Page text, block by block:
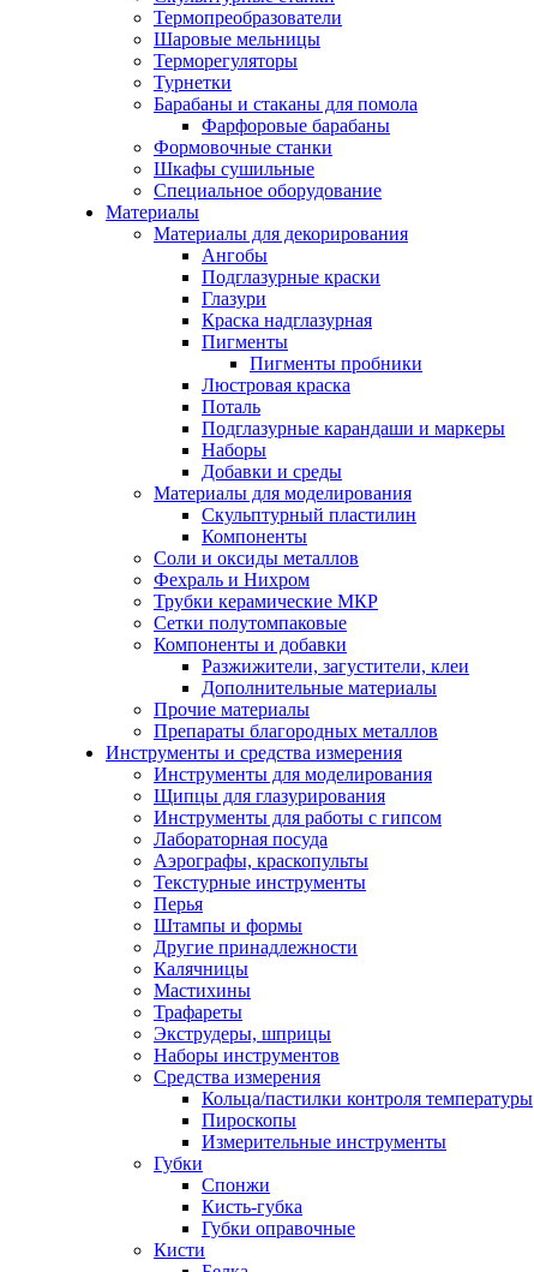
Термопреобразователи
Шаровые мельницы
Терморегуляторы
Турнетки
Барабаны и стаканы для помола
Фарфоровые барабаны
Формовочные станки
Шкафы сушильные
Специальное оборудование
Материалы
Материалы для декорирования
Ангобы
Подглазурные краски
Глазури
Краска надглазурная
Пигменты
Пигменты пробники
Люстровая краска
Поталь
Подглазурные карандаши и маркеры
Наборы
Добавки и среды
Материалы для моделирования
Скульптурный пластилин
Компоненты
Соли и оксиды металлов
Фехраль и Нихром
Трубки керамические МКР
Сетки полутомпаковые
Компоненты и добавки
Разжижители, загустители, клеи
Дополнительные материалы
Прочие материалы
Препараты благородных металлов
Инструменты и средства измерения
Инструменты для моделирования
Щипцы для глазурирования
Инструменты для работы с гипсом
Лабораторная посуда
Аэрографы, краскопульты
Текстурные инструменты
Перья
Штампы и формы
Другие принадлежности
Калячницы
Мастихины
Трафареты
Экструдеры, шприцы
Наборы инструментов
Средства измерения
Кольца/пастилки контроля температуры
Пироскопы
Измерительные инструменты
Губки
Спонжи
Кисть-губка
Губки оправочные
Кисти